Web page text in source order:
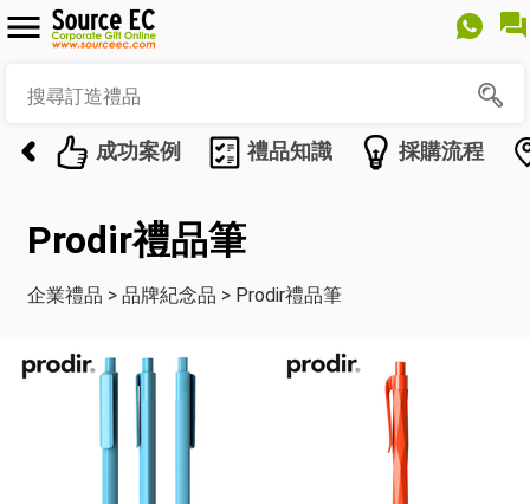
成功案例 禮品知識 採購流程
Prodir禮品筆
企業禮品 > 品牌紀念品 > Prodir禮品筆